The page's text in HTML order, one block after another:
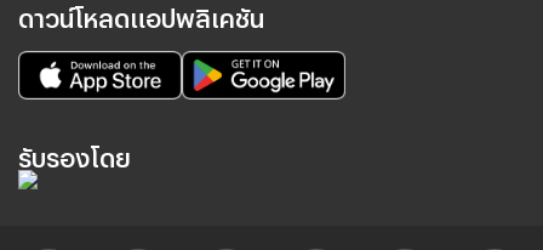
ดาวน์โหลดแอปพลิเคชัน
รับรองโดย